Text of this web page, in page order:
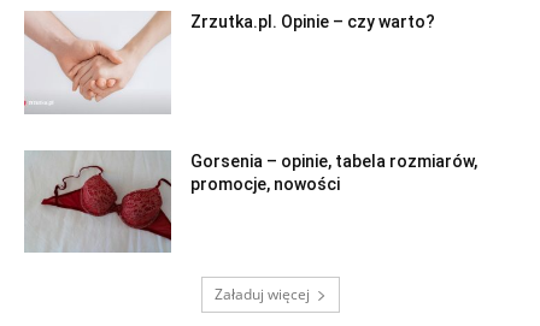
Zrzutka.pl. Opinie – czy warto?
Gorsenia – opinie, tabela rozmiarów,
promocje, nowości
Załaduj więcej